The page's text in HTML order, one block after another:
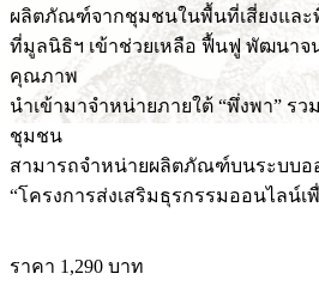
ผลิตภัณฑ์จากชุมชนในพื้นที่เสี่ยงแล
ที่มูลนิธิฯ เข้าช่วยเหลือ ฟื้นฟู พัฒนา
คุณภาพ
นำเข้ามาจำหน่ายภายใต้ “พึ่งพา” ร
ชุมชน
สามารถจำหน่ายผลิตภัณฑ์บนระบบอ
“โครงการส่งเสริมธุรกรรมออนไลน์
ราคา 1,290 บาท